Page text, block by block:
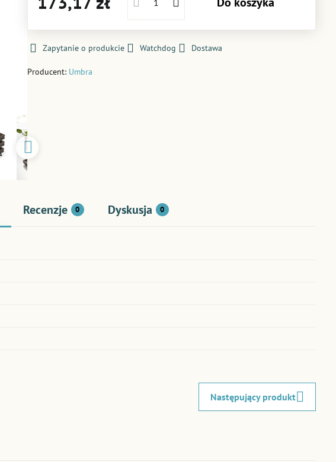
Zapytanie o produkcie Watchdog Dostawa
Producent: Umbra
Recenzje 0 Dyskusja 0
Następujący produkt